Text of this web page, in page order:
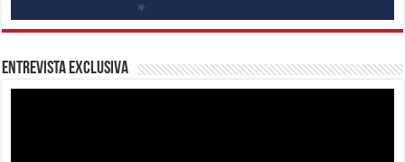
Entrevista Exclusiva